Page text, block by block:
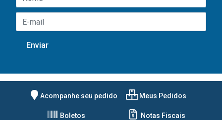
Acompanhe seu pedido Meus Pedidos
Boletos Notas Fiscais